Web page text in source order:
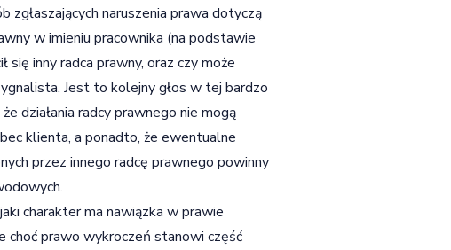
naruszenia prawa dotyczą
w imieniu pracownika (na podstawie
się inny radca prawny, oraz czy może
Jest to kolejny głos w tej bardzo
działania radcy prawnego nie mogą
klienta, a ponadto, że ewentualne
przez innego radcę prawnego powinny
charakter ma nawiązka w prawie
choć prawo wykroczeń stanowi część